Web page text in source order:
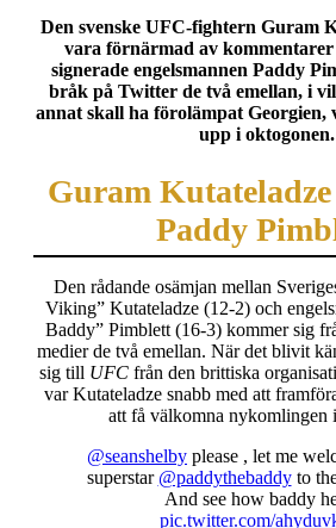
Den svenske UFC-fightern Guram
vara förnärmad av
signerade engelsmannen Paddy
bråk på Twitter de två emellan, i
annat skall ha förolämpat Georgien,
upp i oktogonen.
Guram
Paddy
Den rådande osämjan mellan
Viking” Kutateladze (12-2) och
Baddy” Pimblett (16-3) kommer sig
medier de två emellan. När det blivit
sig till UFCfrån den brittiska
var Kutateladze snabb med att
att få välkomna nykomlingen
@seanshelby please , let me
superstar @paddythebaddyto
And see how baddy
pic.twitter.com/